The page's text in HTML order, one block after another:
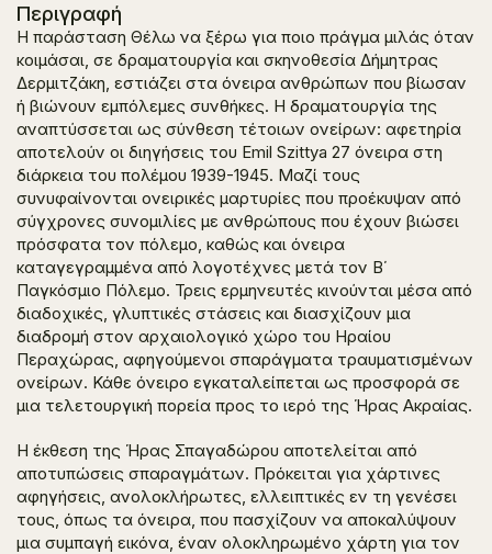
Περιγραφή
Η παράσταση Θέλω να ξέρω για ποιο πράγμα μιλάς όταν
κοιμάσαι, σε δραματουργία και σκηνοθεσία Δήμητρας
Δερμιτζάκη, εστιάζει στα όνειρα ανθρώπων που βίωσαν
ή βιώνουν εμπόλεμες συνθήκες. Η δραματουργία της
αναπτύσσεται ως σύνθεση τέτοιων ονείρων: αφετηρία
αποτελούν οι διηγήσεις του Emil Szittya 27 όνειρα στη
διάρκεια του πολέμου 1939-1945. Μαζί τους
συνυφαίνονται ονειρικές μαρτυρίες που προέκυψαν από
σύγχρονες συνομιλίες με ανθρώπους που έχουν βιώσει
πρόσφατα τον πόλεμο, καθώς και όνειρα
καταγεγραμμένα από λογοτέχνες μετά τον Β΄
Παγκόσμιο Πόλεμο. Τρεις ερμηνευτές κινούνται μέσα από
διαδοχικές, γλυπτικές στάσεις και διασχίζουν μια
διαδρομή στον αρχαιολογικό χώρο του Ηραίου
Περαχώρας, αφηγούμενοι σπαράγματα τραυματισμένων
ονείρων. Κάθε όνειρο εγκαταλείπεται ως προσφορά σε
μια τελετουργική πορεία προς το ιερό της Ήρας Ακραίας.
Η έκθεση της Ήρας Σπαγαδώρου αποτελείται από
αποτυπώσεις σπαραγμάτων. Πρόκειται για χάρτινες
αφηγήσεις, ανολοκλήρωτες, ελλειπτικές εν τη γενέσει
τους, όπως τα όνειρα, που πασχίζουν να αποκαλύψουν
μια συμπαγή εικόνα, έναν ολοκληρωμένο χάρτη για τον